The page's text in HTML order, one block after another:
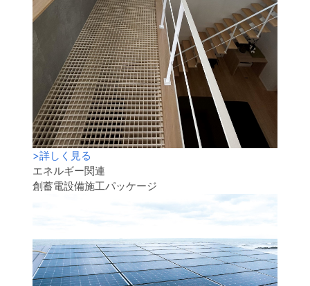
>詳しく見る
エネルギー関連
創蓄電設備施工パッケージ